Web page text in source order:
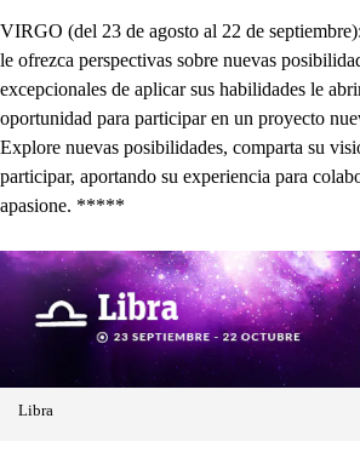
VIRGO (del 23 de agosto al 22 de
le ofrezca perspectivas sobre nuevas
excepcionales de aplicar sus habilidades le
oportunidad para participar en un proyecto
Explore nuevas posibilidades, comparta su
participar, aportando su experiencia para
apasione. *****
Libra